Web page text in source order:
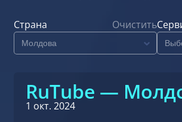
Страна Очистить
RuTube —
1 окт. 2024